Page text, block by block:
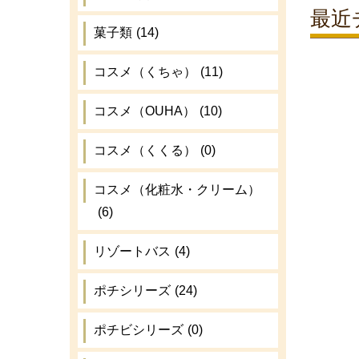
最近
菓子類 (14)
コスメ（くちゃ） (11)
コスメ（OUHA） (10)
コスメ（くくる） (0)
コスメ（化粧水・クリーム）
(6)
リゾートバス (4)
ポチシリーズ (24)
ポチビシリーズ (0)